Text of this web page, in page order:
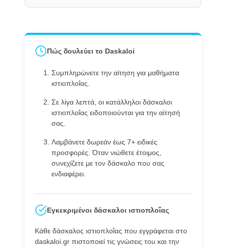
Πώς δουλεύει το Daskaloi
Συμπληρώνετε την αίτηση για μαθήματα
ιστιοπλοΐας.
Σε λίγα λεπτά, οι κατάλληλοι δάσκαλοι
ιστιοπλοΐας ειδοποιούνται για την αίτησή
σας.
Λαμβάνετε δωρεάν έως 7+ ειδικές
προσφορές. Όταν νιώθετε έτοιμος,
συνεχίζετε με τον δάσκαλο που σας
ενδιαφέρει.
Εγκεκριμένοι δάσκαλοι ιστιοπλοΐας
Κάθε δάσκαλος ιστιοπλοΐας που εγγράφεται στο
daskaloi.gr πιστοποιεί τις γνώσεις του και την